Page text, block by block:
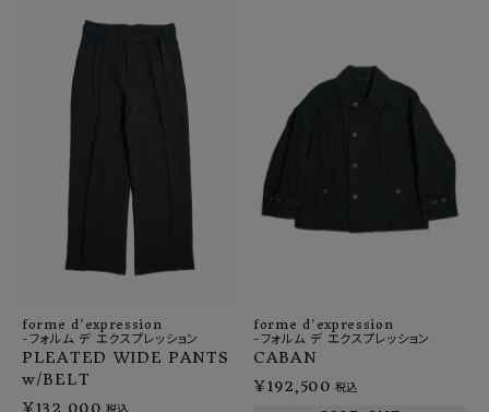
forme d'expression
-フォルム デ エクスプレッション
PLEATED WIDE PANTS
w/BELT
¥132,000 税込
forme d'expression
-フォルム デ エクスプレッション
CABAN
¥192,500 税込